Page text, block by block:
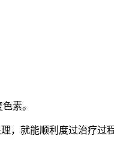
素。
，就能顺利度过治疗过